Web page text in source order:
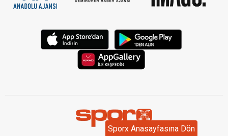
Sporx Anasayfasına Dön